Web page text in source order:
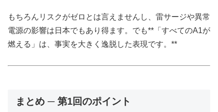
もちろんリスクがゼロとは言えませんし、雷サージや異常
電源の影響は日本でもあり得ます。でも**「すべてのA1が
燃える」は、事実を大きく逸脱した表現です。**
まとめ ─ 第1回のポイント